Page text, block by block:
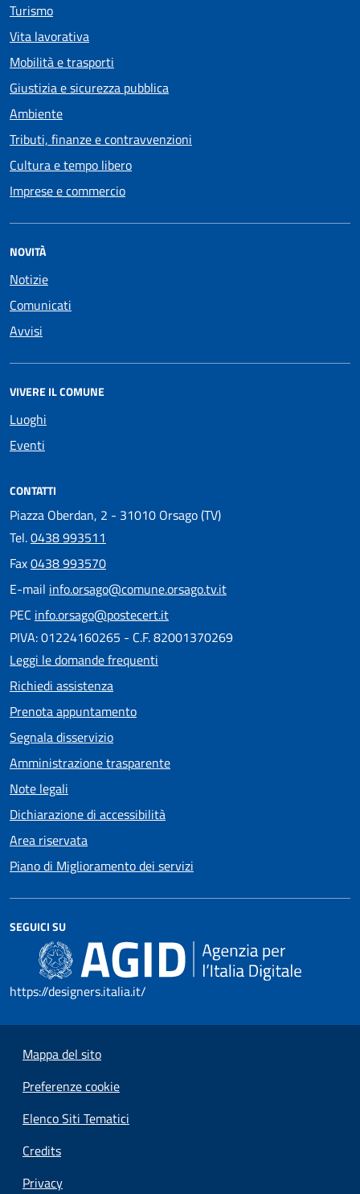
Turismo
Vita lavorativa
Mobilità e trasporti
Giustizia e sicurezza pubblica
Ambiente
Tributi, finanze e contravvenzioni
Cultura e tempo libero
Imprese e commercio
NOVITÀ
Notizie
Comunicati
Avvisi
VIVERE IL COMUNE
Luoghi
Eventi
CONTATTI
Piazza Oberdan, 2 - 31010 Orsago (TV)
Tel.0438 993511
Fax0438 993570
E-mail info.orsago@comune.orsago.tv.it
PEC info.orsago@postecert.it
PIVA: 01224160265 - C.F. 82001370269
Leggi le domande frequenti
Richiedi assistenza
Prenota appuntamento
Segnala disservizio
Amministrazione trasparente
Note legali
Dichiarazione di accessibilità
Area riservata
Piano di Miglioramento dei servizi
SEGUICI SU
https://designers.italia.it/
Mappa del sito
Preferenze cookie
Elenco Siti Tematici
Credits
Privacy